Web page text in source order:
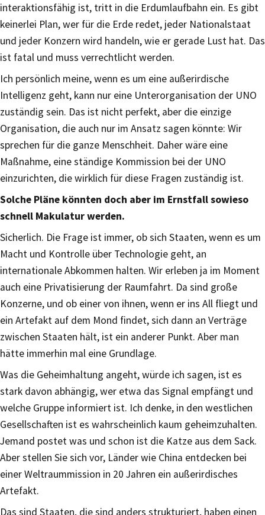
interaktionsfähig ist, tritt in die Erdumlaufbahn ein. Es gibt
keinerlei Plan, wer für die Erde redet, jeder Nationalstaat
und jeder Konzern wird handeln, wie er gerade Lust hat. Das
ist fatal und muss verrechtlicht werden.
Ich persönlich meine, wenn es um eine außerirdische
Intelligenz geht, kann nur eine Unterorganisation der UNO
zuständig sein. Das ist nicht perfekt, aber die einzige
Organisation, die auch nur im Ansatz sagen könnte: Wir
sprechen für die ganze Menschheit. Daher wäre eine
Maßnahme, eine ständige Kommission bei der UNO
einzurichten, die wirklich für diese Fragen zuständig ist.
Solche Pläne könnten doch aber im Ernstfall sowieso
schnell Makulatur werden.
Sicherlich. Die Frage ist immer, ob sich Staaten, wenn es um
Macht und Kontrolle über Technologie geht, an
internationale Abkommen halten. Wir erleben ja im Moment
auch eine Privatisierung der Raumfahrt. Da sind große
Konzerne, und ob einer von ihnen, wenn er ins All fliegt und
ein Artefakt auf dem Mond findet, sich dann an Verträge
zwischen Staaten hält, ist ein anderer Punkt. Aber man
hätte immerhin mal eine Grundlage.
Was die Geheimhaltung angeht, würde ich sagen, ist es
stark davon abhängig, wer etwa das Signal empfängt und
welche Gruppe informiert ist. Ich denke, in den westlichen
Gesellschaften ist es wahrscheinlich kaum geheimzuhalten.
Jemand postet was und schon ist die Katze aus dem Sack.
Aber stellen Sie sich vor, Länder wie China entdecken bei
einer Weltraummission in 20 Jahren ein außerirdisches
Artefakt.
Das sind Staaten, die sind anders strukturiert, haben einen